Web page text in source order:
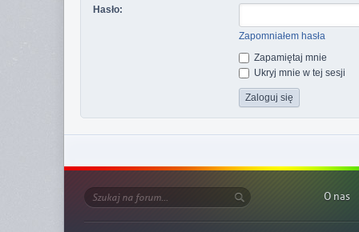
Hasło:
Zapomniałem hasła
Zapamiętaj mnie
Ukryj mnie w tej sesji
O nas